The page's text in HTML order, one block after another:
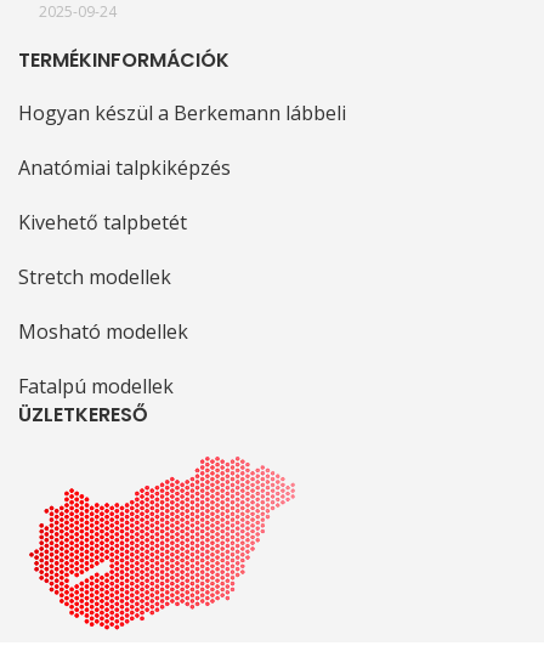
2025-09-24
TERMÉKINFORMÁCIÓK
Hogyan készül a Berkemann lábbeli
Anatómiai talpkiképzés
Kivehető talpbetét
Stretch modellek
Mosható modellek
Fatalpú modellek
ÜZLETKERESŐ